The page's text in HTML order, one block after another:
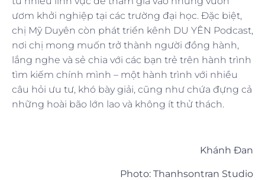
ươm khởi nghiệp tại các trường đại học. Đặc biệt,
chị Mỹ Duyên còn phát triển kênh DU YÊN Podcast,
nơi chị mong muốn trở thành người đồng hành,
lắng nghe và sẻ chia với các bạn trẻ trên hành trình
tìm kiếm chính mình – một hành trình với nhiều
câu hỏi ưu tư, khó bày giải, cũng như chứa đựng cả
những hoài bão lớn lao và không ít thử thách.
Khánh Đan
Photo: Thanhsontran Studio